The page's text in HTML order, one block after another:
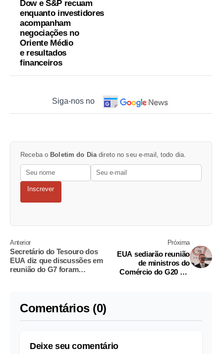
Dow e S&P recuam
enquanto investidores
acompanham
negociações no
Oriente Médio
e resultados
financeiros
Siga-nos no
Receba o Boletim do Diadireto no seu e-mail, todo dia.
Inscrever
Anterior
Secretário do Tesouro dos
EUA diz que discussões em
reunião do G7 foram
Próxima
EUA sediarão reunião
de ministros do
Comércio do G20 em
Comentários (0)
Deixe seu comentário